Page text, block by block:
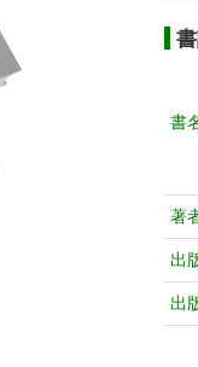
書
著
出
出